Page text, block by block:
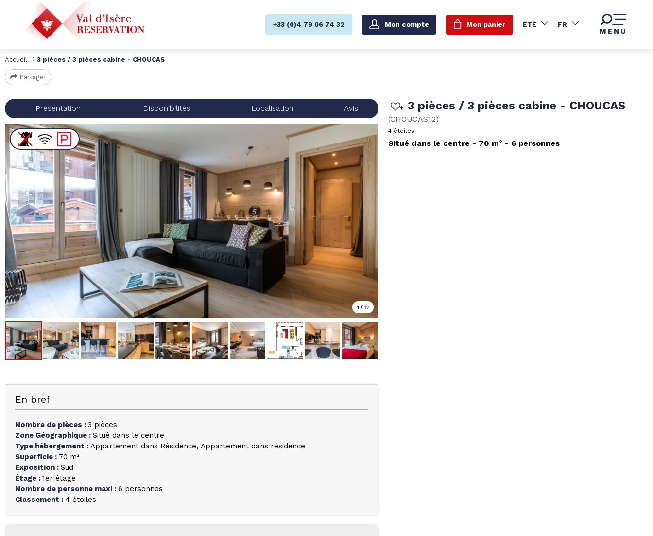
+33 (0)4 79 06 74 32 Mon compte Mon panier ÉTÉ FR
MENU
Accueil 3 pièces / 3 pièces cabine - CHOUCAS
Partager
Présentation Disponibilités Localisation Avis
1 / 13
3 pièces / 3 pièces cabine - CHOUCAS
(CHOUCAS12)
4 étoiles
Situé dans le centre 70 m² 6 personnes
En bref
Nombre de pièces : 3 pièces
Zone Géographique : Situé dans le centre
Type hébergement : Appartement dans Résidence Appartement dans résidence
Superficie : 70 m²
Exposition : Sud
Étage : 1er étage
Nombre de personne maxi : 6 personnes
Classement : 4 étoiles